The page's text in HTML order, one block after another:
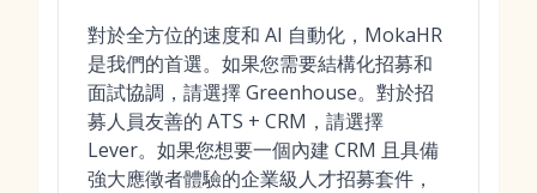
對於全方位的速度和 AI 自動化，MokaHR
是我們的首選。如果您需要結構化招募和
面試協調，請選擇 Greenhouse。對於招
募人員友善的 ATS + CRM，請選擇
Lever。如果您想要一個內建 CRM 且具備
強大應徵者體驗的企業級人才招募套件，